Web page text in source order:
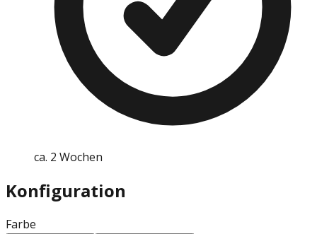
ca. 2 Wochen
Konfiguration
Farbe